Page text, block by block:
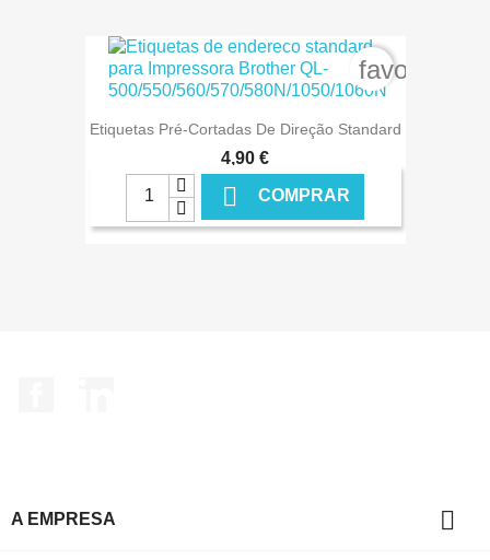
€ ONLINE
Etiquetas Pré-Cortadas De Direção Standard
4,90 €
 COMPRAR
A EMPRESA 